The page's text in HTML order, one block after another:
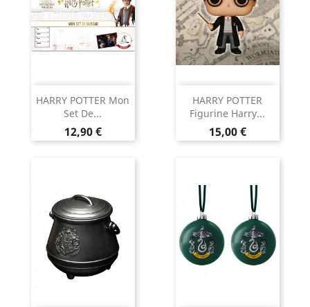
HARRY POTTER Mon
Set De...
Prix
12,90 €
HARRY POTTER
Figurine Harry...
Prix
15,00 €